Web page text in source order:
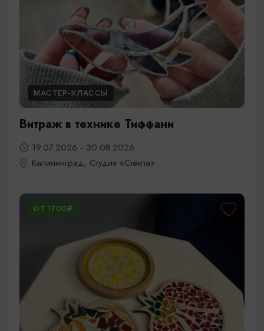
МАСТЕР-КЛАССЫ
Витраж в технике Тиффани
19.07.2026 - 30.08.2026
Калининград, Студия «Стёкла»
ОТ 1700₽